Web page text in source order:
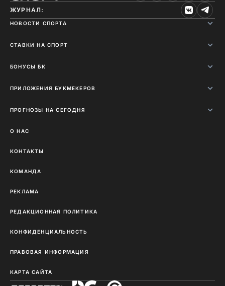
ЖУРНАЛ:
НОВОСТИ СПОРТА
СТАВКИ НА СПОРТ
БОНУСЫ БК
ПРИЛОЖЕНИЯ БУКМЕКЕРОВ
ПРОГНОЗЫ НА СЕГОДНЯ
О НАС
КОНТАКТЫ
КОМАНДА
РЕКЛАМА
РЕДАКЦИОННАЯ ПОЛИТИКА
КОНФИДЕНЦИАЛЬНОСТЬ
ПРАВОВАЯ ИНФОРМАЦИЯ
КАРТА САЙТА